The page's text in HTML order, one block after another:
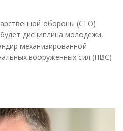
обороны (СГО)
дисциплина молодежи,
механизированной
вооруженных сил (НВС)